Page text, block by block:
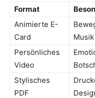
Format
Animierte E-
Card
Musik
Persönliches
Video
Stylisches
PDF